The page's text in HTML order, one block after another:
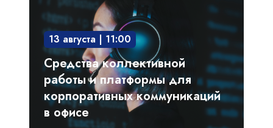
платформы
для
корпоративных
коммуникаций
офисе
13 августа | 11:00
Средства коллективной
работы и платформы для
корпоративных коммуникаций
в офисе